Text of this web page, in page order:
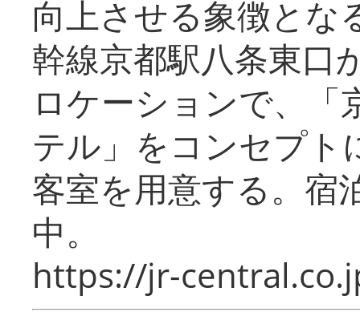
向上させる象徴とな
幹線京都駅八条東口
ロケーションで、「
テル」をコンセプト
客室を用意する。宿
中。
https://jr-